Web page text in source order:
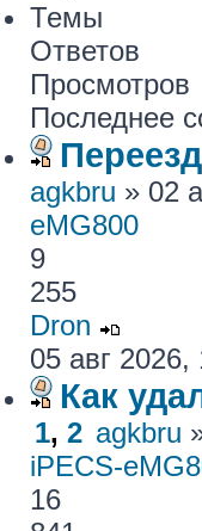
Темы
Ответов
Просмотров
Последнее
agkbru » 02
eMG800
9
255
Dron
05 авг 2026,
Как
1, 2 agkbru
iPECS-
16